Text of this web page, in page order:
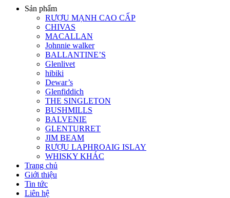
Sản phẩm
RƯỢU MẠNH CAO CẤP
CHIVAS
MACALLAN
Johnnie walker
BALLANTINE’S
Glenlivet
hibiki
Dewar’s
Glenfiddich
THE SINGLETON
BUSHMILLS
BALVENIE
GLENTURRET
JIM BEAM
RƯỢU LAPHROAIG ISLAY
WHISKY KHÁC
Trang chủ
Giới thiệu
Tin tức
Liên hệ